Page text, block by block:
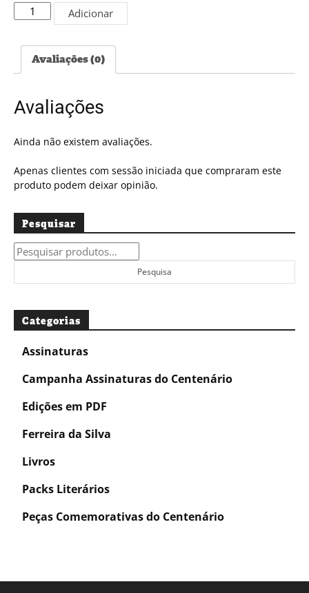
Quantidade
de
PDF
#5345
Adicionar
Avaliações (0)
Avaliações
Ainda não existem avaliações.
Apenas clientes com sessão iniciada que compraram este
produto podem deixar opinião.
Pesquisar
Pesquisar
por:
Pesquisa
Categorias
Assinaturas
Campanha Assinaturas do Centenário
Edições em PDF
Ferreira da Silva
Livros
Packs Literários
Peças Comemorativas do Centenário